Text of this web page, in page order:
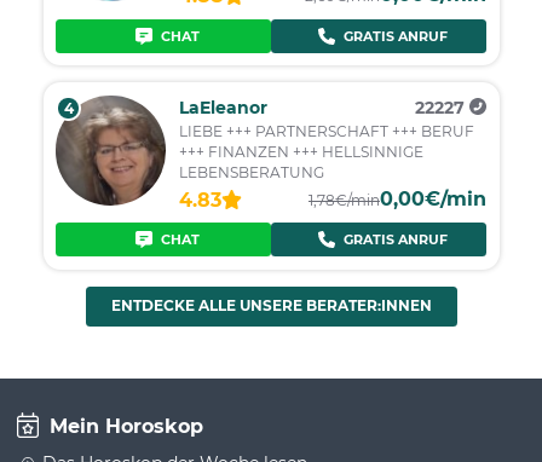
CHAT GRATIS ANRUF
4 LaEleanor 22227
LIEBE +++ PARTNERSCHAFT +++ BERUF
+++ FINANZEN +++ HELLSINNIGE
LEBENSBERATUNG
4.83 1,78€/min0,00€/min
CHAT GRATIS ANRUF
ENTDECKE ALLE UNSERE BERATER:INNEN
Mein Horoskop